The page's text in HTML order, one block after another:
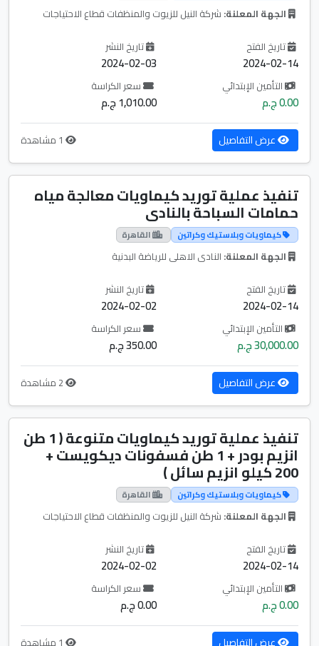
الجهة المعلنة: شركة النيل للزيوت والمنظفات قطاع الاحتياجات
تاريخ الفتح
2024-02-14
تاريخ النشر
2024-02-03
التأمين الإبتدائي
0.00 ج.م
سعر الكراسة
1,010.00 ج.م
عرض التفاصيل
تنفيذ عملية توريد كيماويات معالجة مياه
حمامات السباحة بالنادى
كيماويات وبلاستيك وكراتين القاهرة
الجهة المعلنة: النادى الاهلى للرياضة البدنية
تاريخ الفتح
2024-02-14
تاريخ النشر
2024-02-02
التأمين الإبتدائي
30,000.00 ج.م
سعر الكراسة
350.00 ج.م
عرض التفاصيل
تنفيذ عملية توريد كيماويات متنوعة ( 1 طن
انزيم بودر + 1 طن فسفونات ديكويست +
200 كيلو انزيم سائل )
كيماويات وبلاستيك وكراتين القاهرة
الجهة المعلنة: شركة النيل للزيوت والمنظفات قطاع الاحتياجات
تاريخ الفتح
2024-02-14
تاريخ النشر
2024-02-02
التأمين الإبتدائي
0.00 ج.م
سعر الكراسة
0.00 ج.م
عرض التفاصيل